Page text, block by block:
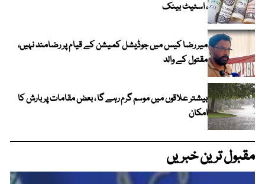
، اسٹیٹ بینک
میر رضا کیس میں جوڈیشل کمیشن کے قیام پر رضامند نہیں،
مقتول کے والد
بیشتر علاقوں میں موسم گرم رہے گا ، بعض مقامات پر بارش کا
امکان
مقبول ترین خبریں